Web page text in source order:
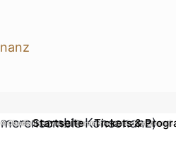
Startseite Tickets &
© Claudia Beisswanger (Kammerensemble Konsonanz)